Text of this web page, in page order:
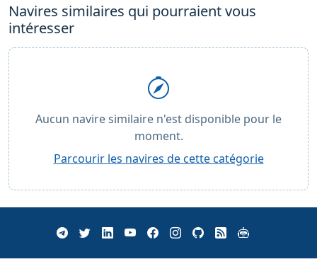
Navires similaires qui pourraient vous
intéresser
Aucun navire similaire n'est disponible pour le
moment.
Parcourir les navires de cette catégorie